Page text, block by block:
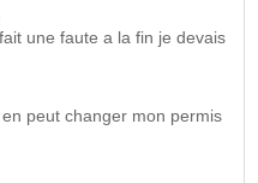
une faute a la fin je devais
peut changer mon permis